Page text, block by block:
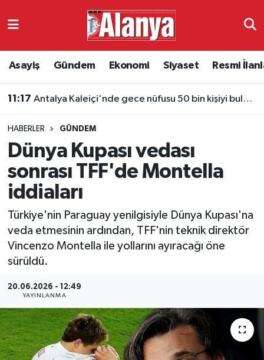
Asayiş Gündem Ekonomi Siyaset Resmi
11:17 Antalya Kaleiçi'nde gece nüfusu 50 bin kişiyi buluyor
HABERLER GÜNDEM
Dünya Kupası vedası
sonrası TFF'de Montella
iddiaları
Türkiye'nin Paraguay yenilgisiyle Dünya Kupası'na
veda etmesinin ardından, TFF'nin teknik direktör
Vincenzo Montella ile yollarını ayıracağı öne
sürüldü.
20.06.2026 - 12:49
YAYINLANMA
Ekonomi
Resmi İlanlar
Alanyaspor
Turizm
E-Gazete
Antalya Namaz Vakitleri
Süper Lig Puan Durumu ve Fikstür
Tüm Manşetler
Son Dakika Haberleri
Haber Arşivi